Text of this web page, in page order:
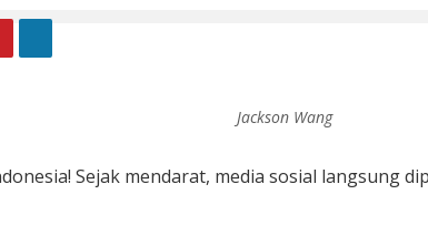
Jackson Wang
Sejak mendarat, media sosial langsung